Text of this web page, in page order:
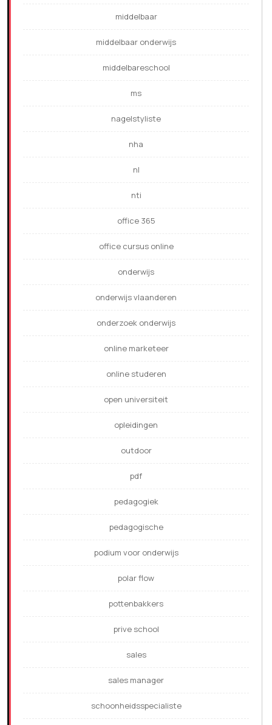
middelbaar
middelbaar onderwijs
middelbareschool
ms
nagelstyliste
nha
nl
nti
office 365
office cursus online
onderwijs
onderwijs vlaanderen
onderzoek onderwijs
online marketeer
online studeren
open universiteit
opleidingen
outdoor
pdf
pedagogiek
pedagogische
podium voor onderwijs
polar flow
pottenbakkers
prive school
sales
sales manager
schoonheidsspecialiste